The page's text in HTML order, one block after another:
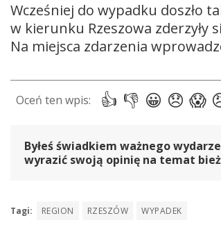
Wcześniej do wypadku doszło
w kierunku Rzeszowa zderzyły
Na miejsca zdarzenia
Byłeś świadkiem ważnego
wyrazić swoją opinię na temat
Tagi: REGION RZESZÓW WYPADEK